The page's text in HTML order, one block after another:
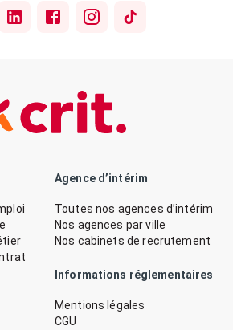
Agence d’intérim
Toutes nos agences d’intérim
Nos agences par ville
Nos cabinets de recrutement
Informations réglementaires
Mentions légales
CGU